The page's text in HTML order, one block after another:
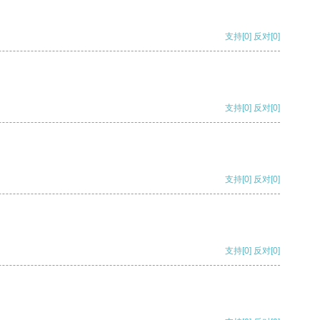
支持[0] 反对[0]
支持[0] 反对[0]
支持[0] 反对[0]
支持[0] 反对[0]